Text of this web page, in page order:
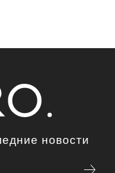
новости